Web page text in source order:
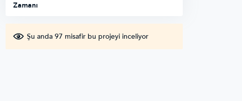
Zamanı
Şu anda 97 misafir bu projeyi inceliyor